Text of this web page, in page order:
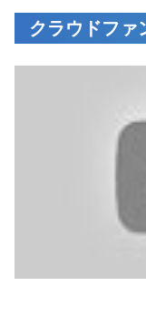
クラウドファ